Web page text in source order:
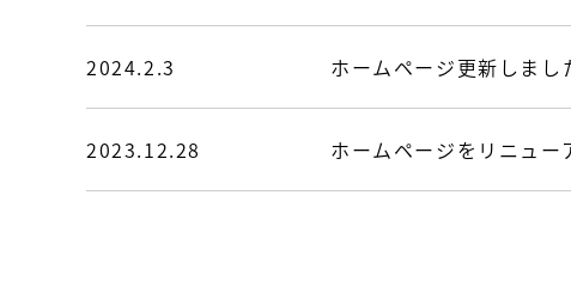
2024.2.3 ホームページ更新しま
2023.12.28 ホームページをリニュー